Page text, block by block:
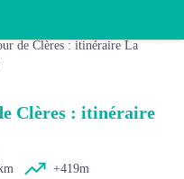
de Clères : itinéraire La
Clères : itinéraire
+419m